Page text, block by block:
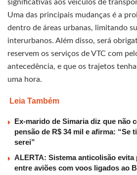
significativas aos veículos de
Uma das principais mudanças é a
dentro de áreas urbanas, limitando
interurbanos. Além disso, será
reservem os serviços de VTC com
antecedência, e que os trajetos
uma hora.
Leia Também
Ex-marido de Simaria diz que não
pensão de R$ 34 mil e afirma: “Se
serei”
ALERTA: Sistema anticolisão evita
entre aviões com voos ligados ao